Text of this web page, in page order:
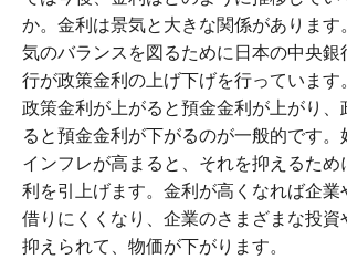
か。金利は景気と大きな関係があります
気のバランスを図るために日本の中央銀
行が政策金利の上げ下げを行っています
政策金利が上がると預金金利が上がり、
ると預金金利が下がるのが一般的です。
インフレが高まると、それを抑えるため
利を引上げます。金利が高くなれば企業
借りにくくなり、企業のさまざまな投資
抑えられて、物価が下がります。